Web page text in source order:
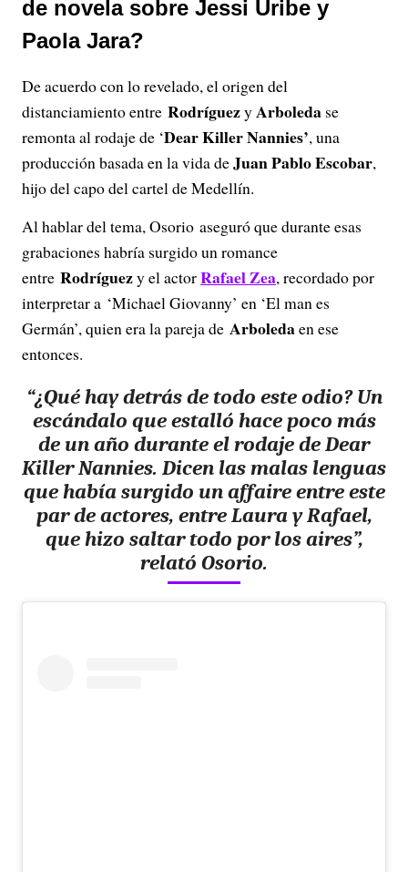
de novela sobre Jessi Uribe y
Paola Jara?
De acuerdo con lo revelado, el origen del
distanciamiento entre RodríguezyArboleda se
remonta al rodaje de ‘Dear Killer Nannies’, una
producción basada en la vida deJuan Pablo Escobar,
hijo del capo del cartel de Medellín.
Al hablar del tema, Osorio aseguró que durante esas
grabaciones habría surgido un romance
entre Rodríguezy el actorRafael Zea, recordado por
interpretar a ‘Michael Giovanny’ en ‘El man es
Germán’, quien era la pareja de Arboledaen ese
entonces.
“¿Qué hay detrás de todo este odio? Un
escándalo que estalló hace poco más
de un año durante el rodaje deDear
Killer Nannies. Dicen las malas lenguas
que había surgido unaffaireentre este
par de actores, entre Laura y Rafael,
que hizo saltar todo por los aires”,
relató Osorio.